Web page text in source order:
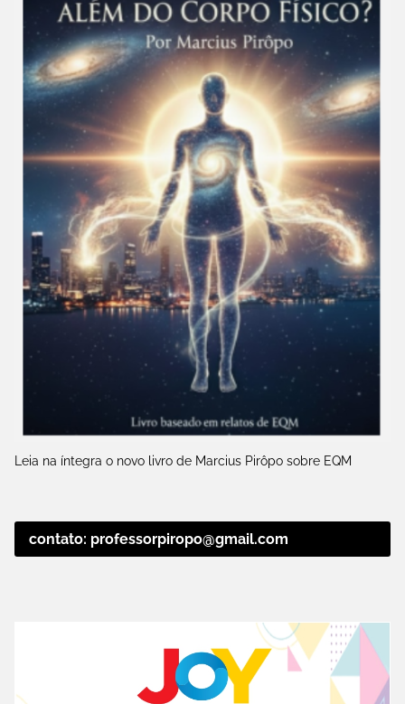
Leia na íntegra o novo livro de Marcius Pirôpo sobre EQM
contato: professorpiropo@gmail.com